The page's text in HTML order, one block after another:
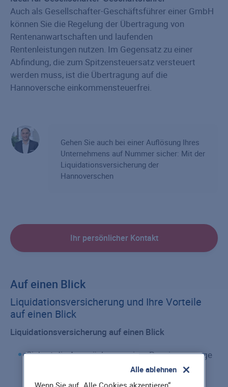
Auch als Gesellschafter-Geschäftsführer einer GmbH
können Sie die Regelung der Übertragung von
Rentenanwartschaften und laufenden
Rentenleistungen nutzen. Im Gegensatz zu einer
Abfindung, die zum Spitzensteuersatz versteuert
werden muss, ist die Übertragung auf die
Hannoversche einkommensteuerfrei.
Gehen Sie auch bei einer Auflösung Ihres
Unternehmens auf Nummer sicher: Mit der
Liquidationsversicherung der
Hannoverschen
Ihr persönlicher Kontakt
Auf einen Blick
Liquidationsversicherung und Ihre Vorteile
auf einen Blick
Liquidationsversicherung auf einen Blick
Sichert die Ansprüche aus einer Pensionszusage
im Falle einer Firmenauflösung (auch bei
Insolvenz)
Alle ablehnen